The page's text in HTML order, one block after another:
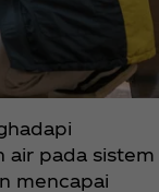
air pada sistem
mencapai